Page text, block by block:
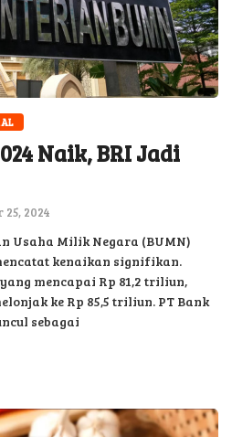
Naik, BRI Jadi
Usaha Milik Negara (BUMN)
kenaikan signifikan.
mencapai Rp 81,2 triliun,
ke Rp 85,5 triliun. PT Bank
sebagai